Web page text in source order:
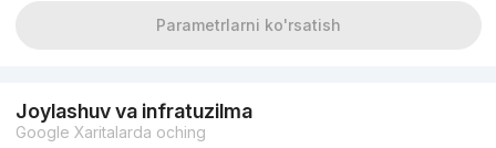
Parametrlarni ko'rsatish
Joylashuv va infratuzilma
Google Xaritalarda oching